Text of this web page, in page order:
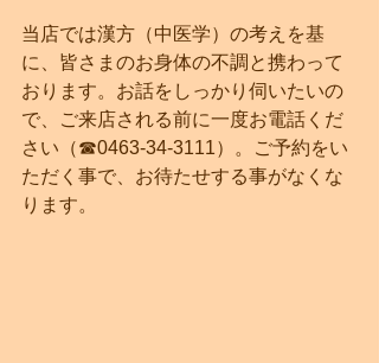
当店では漢方（中医学）の考えを基
に、皆さまのお身体の不調と携わって
おります。お話をしっかり伺いたいの
で、ご来店される前に一度お電話くだ
さい（☎0463-34-3111）。ご予約をい
ただく事で、お待たせする事がなくな
ります。